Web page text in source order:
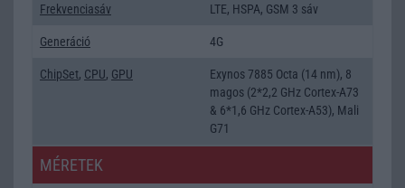
Frekvenciasáv LTE, HSPA, GSM 3 sáv
Generáció 4G
ChipSet, CPU, GPU
Exynos 7885 Octa (14 nm), 8
magos (2*2,2 GHz Cortex-A73
& 6*1,6 GHz Cortex-A53), Mali
G71
MÉRETEK